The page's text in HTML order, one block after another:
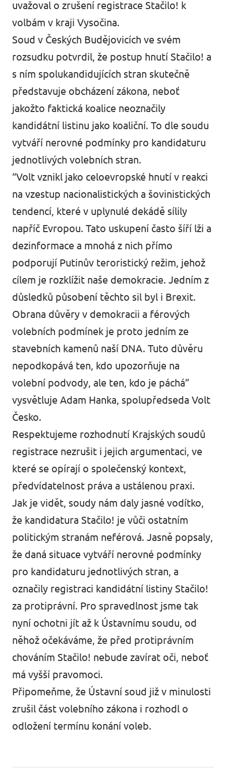
uvažoval o zrušení registrace Stačilo! k
volbám v kraji Vysočina.
Soud v Českých Budějovicích ve svém
rozsudku potvrdil, že postup hnutí Stačilo! a
s ním spolukandidujících stran skutečně
představuje obcházení zákona, neboť
jakožto faktická koalice neoznačily
kandidátní listinu jako koaliční. To dle soudu
vytváří nerovné podmínky pro kandidaturu
jednotlivých volebních stran.
“Volt vznikl jako celoevropské hnutí v reakci
na vzestup nacionalistických a šovinistických
tendencí, které v uplynulé dekádě sílily
napříč Evropou. Tato uskupení často šíří lži a
dezinformace a mnohá z nich přímo
podporují Putinův teroristický režim, jehož
cílem je rozklížit naše demokracie. Jedním z
důsledků působení těchto sil byl i Brexit.
Obrana důvěry v demokracii a férových
volebních podmínek je proto jedním ze
stavebních kamenů naší DNA. Tuto důvěru
nepodkopává ten, kdo upozorňuje na
volební podvody, ale ten, kdo je páchá”
vysvětluje Adam Hanka, spolupředseda Volt
Česko.
Respektujeme rozhodnutí Krajských soudů
registrace nezrušit i jejich argumentaci, ve
které se opírají o společenský kontext,
předvídatelnost práva a ustálenou praxi.
Jak je vidět, soudy nám daly jasné vodítko,
že kandidatura Stačilo! je vůči ostatním
politickým stranám neférová. Jasně popsaly,
že daná situace vytváří nerovné podmínky
pro kandidaturu jednotlivých stran, a
označily registraci kandidátní listiny Stačilo!
za protiprávní. Pro spravedlnost jsme tak
nyní ochotni jít až k Ústavnímu soudu, od
něhož očekáváme, že před protiprávním
chováním Stačilo! nebude zavírat oči, neboť
má vyšší pravomoci.
Připomeňme, že Ústavní soud již v minulosti
zrušil část volebního zákona i rozhodl o
odložení termínu konání voleb.